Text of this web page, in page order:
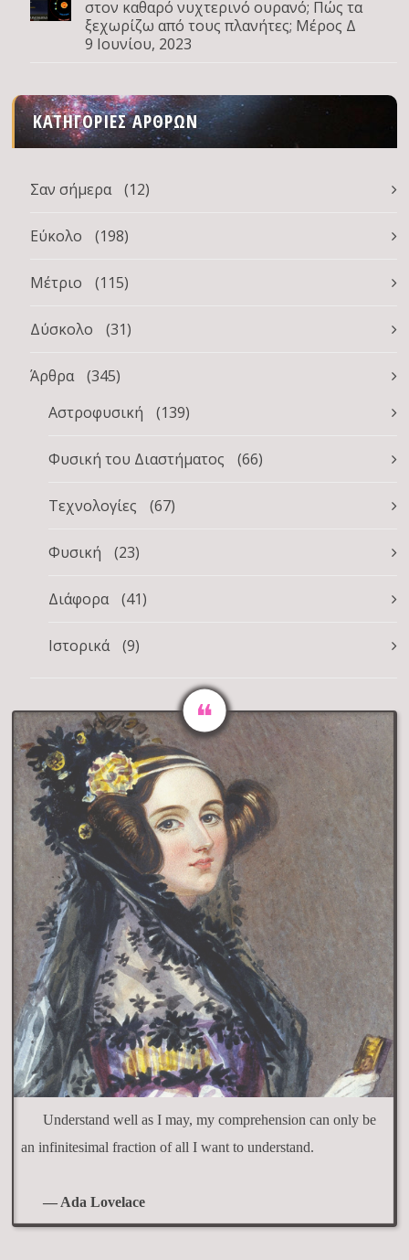
στον καθαρό νυχτερινό ουρανό; Πώς τα
ξεχωρίζω από τους πλανήτες; Μέρος Δ
9 Ιουνίου, 2023
ΚΑΤΗΓΟΡΊΕΣ ΆΡΘΡΩΝ
Σαν σήμερα (12)
Εύκολο (198)
Μέτριο (115)
Δύσκολο (31)
Άρθρα
(345)
Αστροφυσική
(139)
Φυσική του Διαστήματος (66)
Τεχνολογίες (67)
Φυσική (23)
Διάφορα (41)
Ιστορικά (9)
Understand well as I may, my comprehension can only be
an infinitesimal fraction of all I want to understand.
— Ada Lovelace